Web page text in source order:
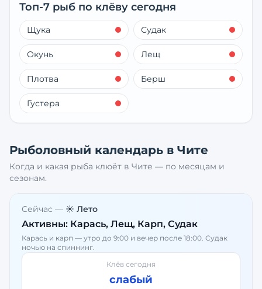
Топ-7 рыб по клёву сегодня
Щука Судак
Окунь Лещ
Плотва Берш
Густера
Рыболовный календарь в Чите
Когда и какая рыба клюёт в Чите — по месяцам и
сезонам.
Сейчас — ☀️ Лето
Активны: Карась, Лещ, Карп, Судак
Карась и карп — утро до 9:00 и вечер после 18:00. Судак
ночью на спиннинг.
Клёв сегодня
слабый